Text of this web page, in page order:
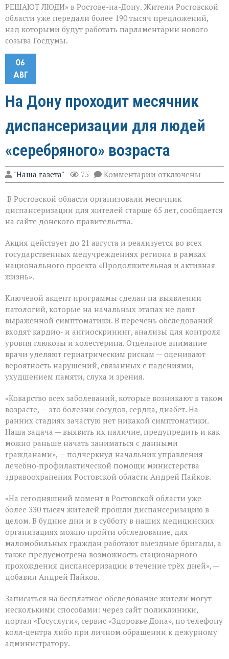
РЕШАЮТ ЛЮДИ» в Ростове-на-Дону. Жители Ростовской
области уже передали более 190 тысяч предложений,
над которыми будут работать парламентарии нового
созыва Госдумы.
06
АВГ
На Дону проходит месячник
диспансеризации для людей
«серебряного» возраста
"Наша газета" 75 Комментарии к
записи
Дону
проходит
месячник
людей
«серебряного»
возраста
отключены
В Ростовской области организовали месячник
диспансеризации для жителей старше 65 лет, сообщается
на сайте донского правительства.
Акция действует до 21 августа и реализуется во всех
государственных медучреждениях региона в рамках
национального проекта «Продолжительная и активная
жизнь».
Ключевой акцент программы сделан на выявлении
патологий, которые на начальных этапах не дают
выраженной симптоматики. В перечень обследований
входят кардио‑ и ангиоскрининг, анализы для контроля
уровня глюкозы и холестерина. Отдельное внимание
врачи уделяют гериатрическим рискам — оценивают
вероятность нарушений, связанных с падениями,
ухудшением памяти, слуха и зрения.
«Коварство всех заболеваний, которые возникают в таком
возрасте, — это болезни сосудов, сердца, диабет. На
ранних стадиях зачастую нет никакой симптоматики.
Наша задача — выявить их наличие, предупредить и как
можно раньше начать заниматься с данными
гражданами», — подчеркнул начальник управления
лечебно‑профилактической помощи министерства
здравоохранения Ростовской области Андрей Пайков.
«На сегодняшний момент в Ростовской области уже
более 330 тысяч жителей прошли диспансеризацию в
целом. В будние дни и в субботу в наших медицинских
организациях можно пройти обследование, для
маломобильных граждан работают выездные бригады, а
также предусмотрена возможность стационарного
прохождения диспансеризации в течение трёх дней», —
добавил Андрей Пайков.
Записаться на бесплатное обследование жители могут
несколькими способами: через сайт поликлиники,
портал «Госуслуги», сервис «Здоровье Дона», по телефону
колл‑центра либо при личном обращении к дежурному
администратору.